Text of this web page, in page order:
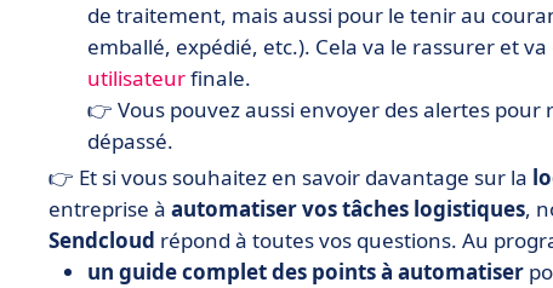
de traitement, mais aussi pour le tenir au
emballé, expédié, etc.). Cela va le rassurer et
utilisateurfinale.
👉 Vous pouvez aussi envoyer des alertes
dépassé.
👉 Et si vous souhaitez en savoir davantage sur la
entreprise à automatiser vos tâches logistiques,
Sendcloud répond à toutes vos questions. Au
un guide complet des points à automatiser